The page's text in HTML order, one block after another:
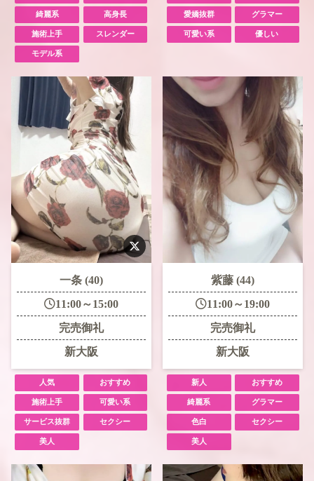
綺麗系 高身長
施術上手 スレンダー
モデル系
愛嬌抜群 グラマー
可愛い系 優しい
一条 (40)
11:00～15:00
完売御礼
新大阪
人気 おすすめ
施術上手 可愛い系
サービス抜群 セクシー
美人
紫藤 (44)
11:00～19:00
完売御礼
新大阪
新人 おすすめ
綺麗系 グラマー
色白 セクシー
美人